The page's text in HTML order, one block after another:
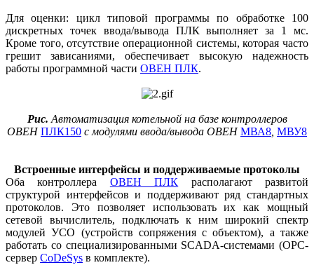
Для оценки: цикл типовой программы по обработке 100
дискретных точек ввода/вывода ПЛК выполняет за 1 мс.
Кроме того, отсутствие операционной системы, которая часто
грешит зависаниями, обеспечивает высокую надежность
работы программной части ОВЕН ПЛК.
Рис. Автоматизация котельной на базе контроллеров
ОВЕНПЛК150 с модулями ввода/вывода ОВЕНМВА8 МВУ8
Встроенные интерфейсы и поддерживаемые протоколы
Оба контроллера ОВЕН ПЛК располагают развитой
структурой интерфейсов и поддерживают ряд стандартных
протоколов. Это позволяет использовать их как мощный
сетевой вычислитель, подключать к ним широкий спектр
модулей УСО (устройств сопряжения с объектом), а также
работать со специализированными SCADA-системами (OPC-
сервер CoDeSys в комплекте).